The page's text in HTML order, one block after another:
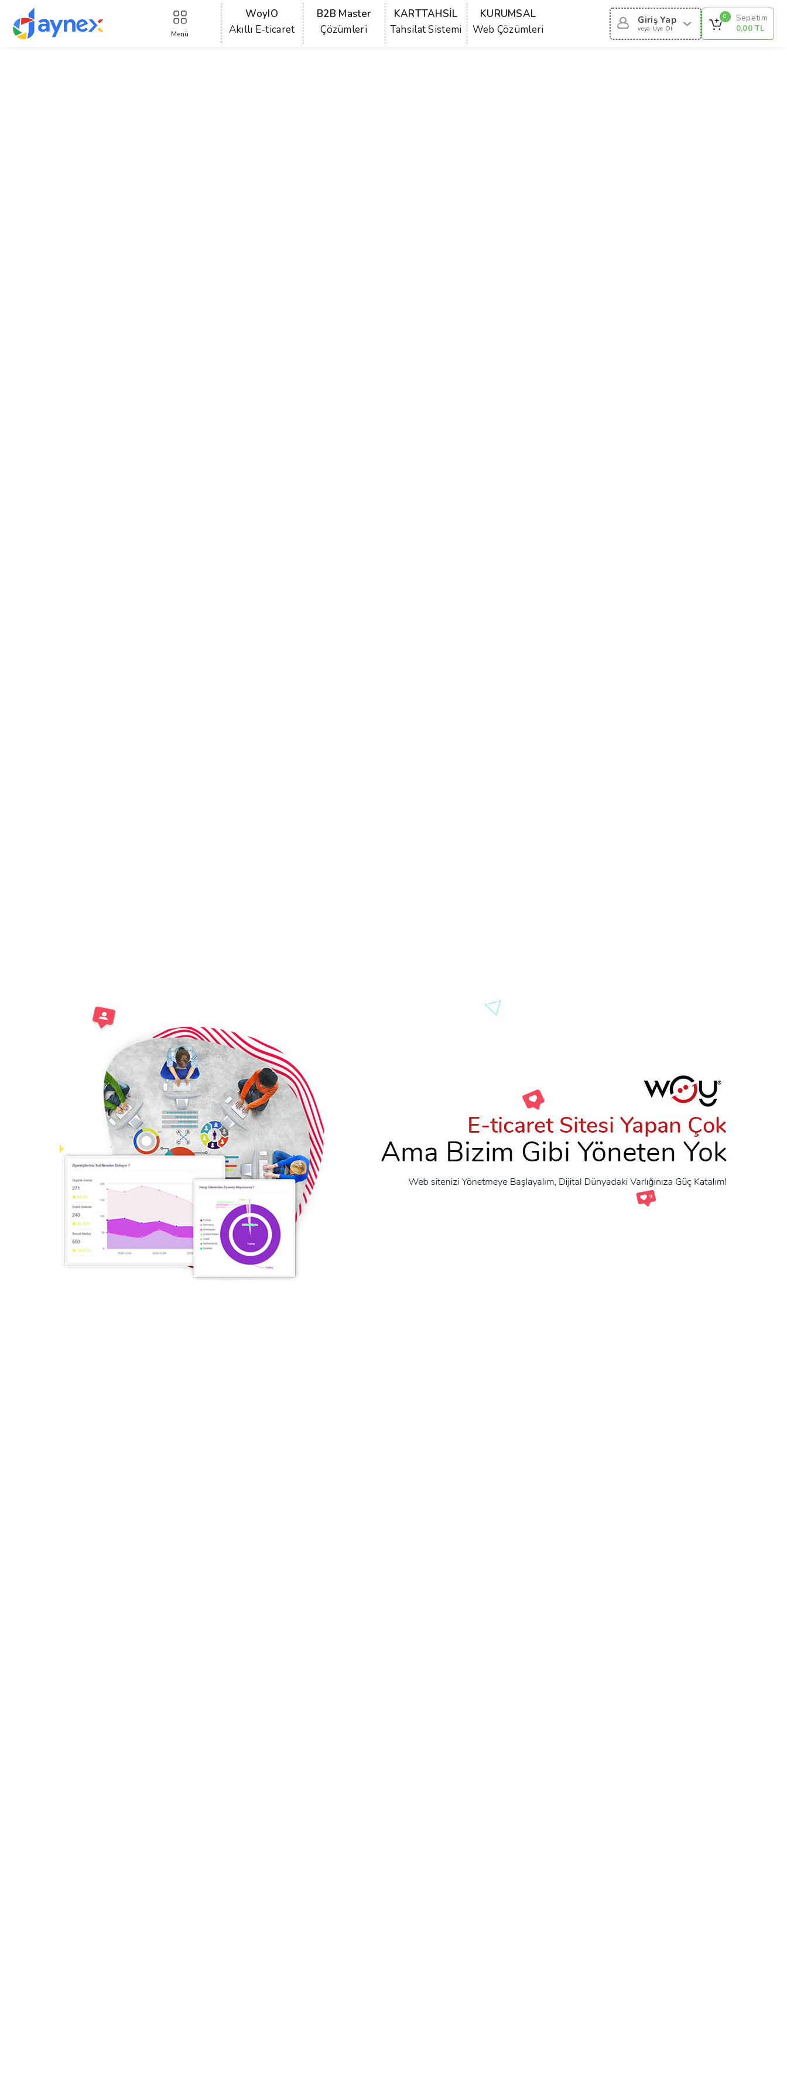
Menü
WoyIO
Akıllı E-ticaret
B2B Master
Çözümleri
KARTTAHSİL
Tahsilat Sistemi
KURUMSAL
Web Çözümleri
Giriş Yap
veya Uye Ol
0 Sepetim
0,00 TL